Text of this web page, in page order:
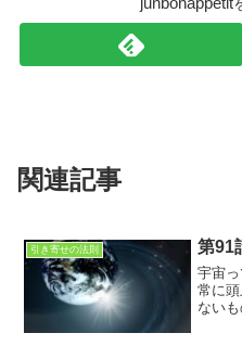
関連記事
引き寄せの法則 第91
宇宙っ
常に
ない